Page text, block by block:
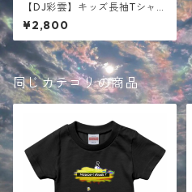
【DJ彩雲】キッズ長袖Tシャ
ツ ブラック
¥2,800
同じカテゴリの商品